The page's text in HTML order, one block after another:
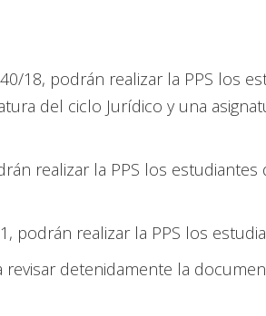
18, podrán realizar la PPS
del ciclo Jurídico y una
realizar la PPS los
podrán realizar la PPS los
revisar detenidamente la